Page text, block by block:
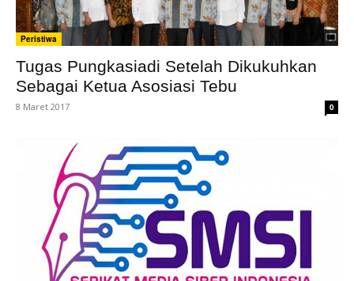
Peristiwa
Tugas Pungkasiadi Setelah Dikukuhkan
Sebagai Ketua Asosiasi Tebu
8 Maret 2017 0